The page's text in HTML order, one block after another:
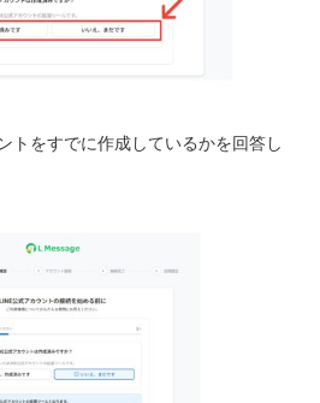
トをすでに作成しているかを回答し